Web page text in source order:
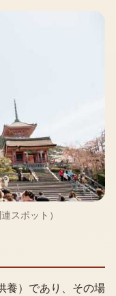
スポット）
養）であり、その場